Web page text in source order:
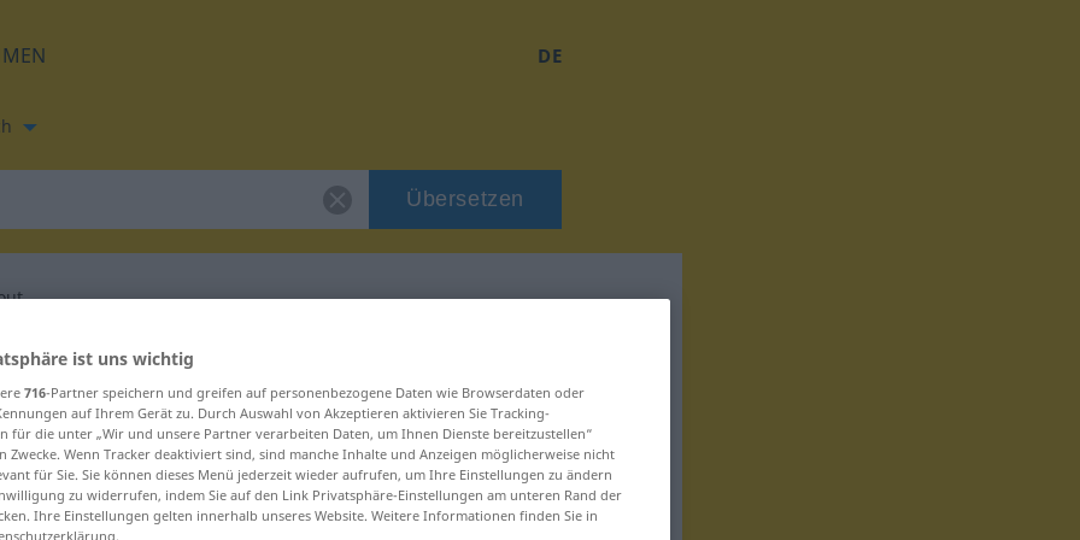
DE
Übersetzen
für "chromnout"
ist uns wichtig
716-Partner speichern und greifen auf personenbezogene Daten wie Browserdaten oder
auf Ihrem Gerät zu. Durch Auswahl von Akzeptieren aktivieren Sie Tracking-
für die unter „Wir und unsere Partner verarbeiten Daten, um Ihnen Dienste bereitzustellen“
Zwecke. Wenn Tracker deaktiviert sind, sind manche Inhalte und Anzeigen möglicherweise nicht
für Sie. Sie können dieses Menü jederzeit wieder aufrufen, um Ihre Einstellungen zu ändern
zu widerrufen, indem Sie auf den Link Privatsphäre-Einstellungen am unteren Rand der
Ihre Einstellungen gelten innerhalb unseres Website. Weitere Informationen finden Sie in